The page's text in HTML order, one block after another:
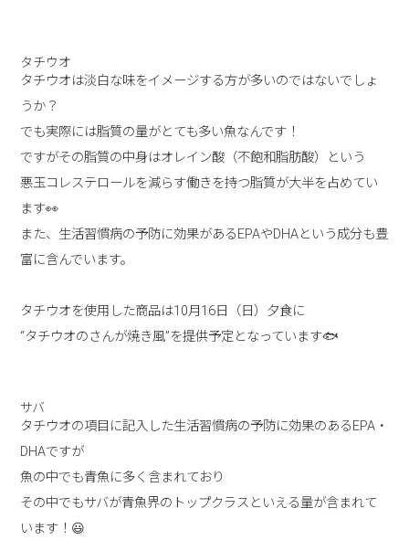
タチウオ
タチウオは淡白な味をイメージする方が多いのではないでしょ
うか？
でも実際には脂質の量がとても多い魚なんです！
ですがその脂質の中身はオレイン酸（不飽和脂肪酸）という
悪玉コレステロールを減らす働きを持つ脂質が大半を占めてい
ます👀
また、生活習慣病の予防に効果があるEPAやDHAという成分も豊
富に含んでいます。
タチウオを使用した商品は10月16日（日）夕食に
“タチウオのさんが焼き風”を提供予定となっています🐟
サバ
タチウオの項目に記入した生活習慣病の予防に効果のあるEPA・
DHAですが
魚の中でも青魚に多く含まれており
その中でもサバが青魚界のトップクラスといえる量が含まれて
います！😃